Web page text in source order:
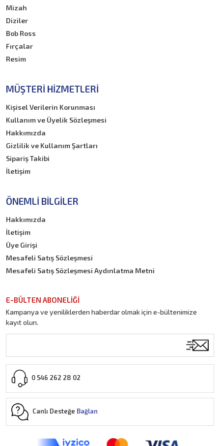
Mizah
Diziler
Bob Ross
Fırçalar
Resim
MÜŞTERI HIZMETLERI
Kişisel Verilerin Korunması
Kullanım ve Üyelik Sözleşmesi
Hakkımızda
Gizlilik ve Kullanım Şartları
Sipariş Takibi
İletişim
ÖNEMLI BILGILER
Hakkımızda
İletişim
Üye Girişi
Mesafeli Satış Sözleşmesi
Mesafeli Satış Sözleşmesi Aydınlatma Metni
E-BÜLTEN ABONELİĞİ
Kampanya ve yeniliklerden haberdar olmak için e-bültenimize
kayıt olun.
0 546 262 28 02
Canlı Desteğe Bağlan